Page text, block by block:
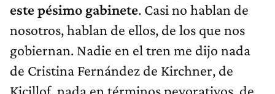
este pésimo gabinete. Casi no hablan de
nosotros, hablan de ellos, de los que nos
gobiernan. Nadie en el tren me dijo nada
de Cristina Fernández de Kirchner, de
Kicillof, nada en términos peyorativos, de